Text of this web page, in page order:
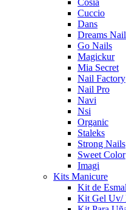
Cuccio
Dans
Dreams
Go Nails
Magickur
Mia Secret
Nail Factory
Nail Pro
Navi
Nsi
Organic
Staleks
Strong Nails
Sweet Color
Imagi
Kits Manicure
Kit de
Kit Gel Uv/